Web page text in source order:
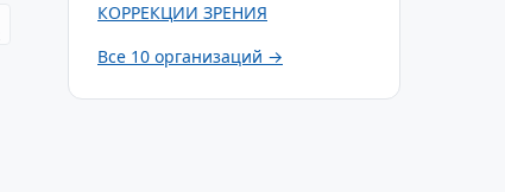
КОРРЕКЦИИ ЗРЕНИЯ
Все 10 организаций →